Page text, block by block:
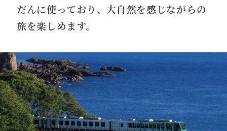
だんに使っており、大自然を感じながらの
旅を楽しめます。